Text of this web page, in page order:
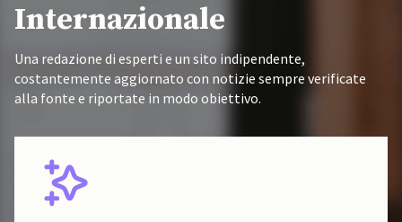
Internazionale
Una redazione di esperti e un sito indipendente,
costantemente aggiornato con notizie sempre verificate
alla fonte e riportate in modo obiettivo.